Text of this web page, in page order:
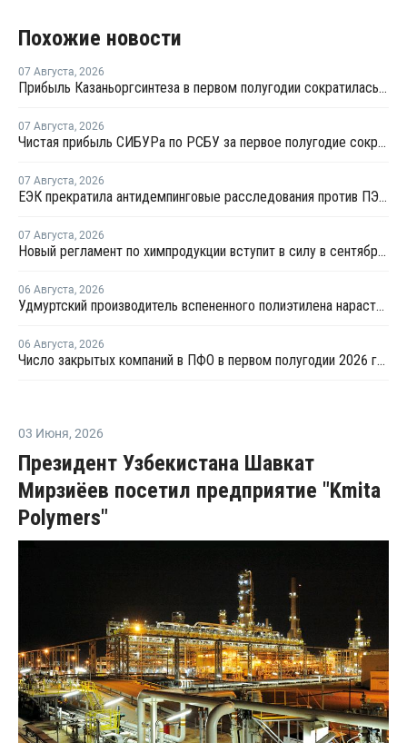
Похожие новости
07 Августа, 2026
Прибыль Казаньоргсинтеза в первом полугодии сократилась более чем в 2 раза
07 Августа, 2026
Чистая прибыль СИБУРа по РСБУ за первое полугодие сократилась в 3,6 раза
07 Августа, 2026
ЕЭК прекратила антидемпинговые расследования против ПЭ и ПП из Азербайджана и Туркменистана
07 Августа, 2026
Новый регламент по химпродукции вступит в силу в сентябре 2027 года
06 Августа, 2026
Удмуртский производитель вспененного полиэтилена нарастит выпуск на 15%
06 Августа, 2026
Число закрытых компаний в ПФО в первом полугодии 2026 года вдвое превысило число новых
03 Июня, 2026
Президент Узбекистана Шавкат
Мирзиёев посетил предприятие "Kmita
Polymers"